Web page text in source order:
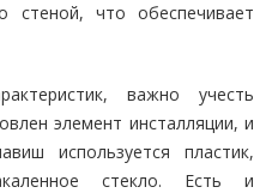
стеной, что обеспечивает
важно учесть
элемент инсталляции, и
используется пластик,
стекло. Есть и